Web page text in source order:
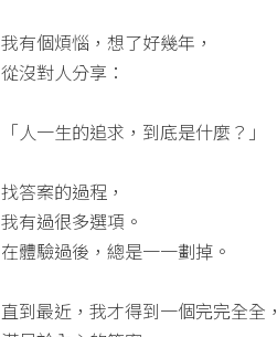
我有個煩惱，想了好幾年，
從沒對人分享：
「人一生的追求，到底是什麼？」
找答案的過程，
我有過很多選項。
在體驗過後，總是一一劃掉。
直到最近，我才得到一個完完全全，